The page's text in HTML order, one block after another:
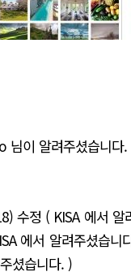
님이 알려주셨습니다
수정 ( KISA 에서 알
에서 알려주셨습니
셨습니다. )